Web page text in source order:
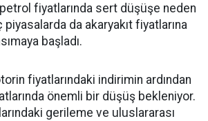
petrol fiyatlarında sert düşüşe neden
da akaryakıt fiyatlarına
başladı.
fiyatlarındaki indirimin ardından
önemli bir düşüş bekleniyor.
gerileme ve uluslararası